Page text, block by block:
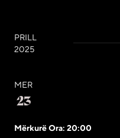
PRILL
2025
MER
23
Mërkurë Ora: 20:00